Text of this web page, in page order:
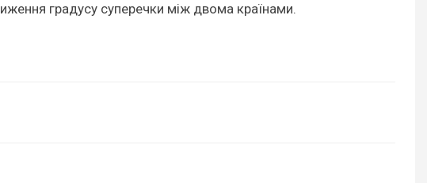
градусу суперечки між двома країнами.